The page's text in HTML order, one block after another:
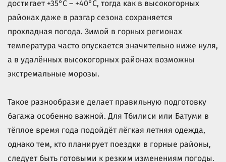
достигает +35°C – +40°C, тогда как в высокогорных
районах даже в разгар сезона сохраняется
прохладная погода. Зимой в горных регионах
температура часто опускается значительно ниже нуля,
а в удалённых высокогорных районах возможны
экстремальные морозы.
Такое разнообразие делает правильную подготовку
багажа особенно важной. Для Тбилиси или Батуми в
тёплое время года подойдёт лёгкая летняя одежда,
однако тем, кто планирует поездки в горные районы,
следует быть готовыми к резким изменениям погоды.